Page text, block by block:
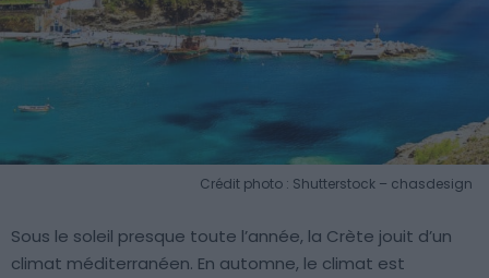
Crédit photo : Shutterstock – chasdesign
Sous le soleil presque toute l’année, la Crète jouit d’un
climat méditerranéen. En automne, le climat est